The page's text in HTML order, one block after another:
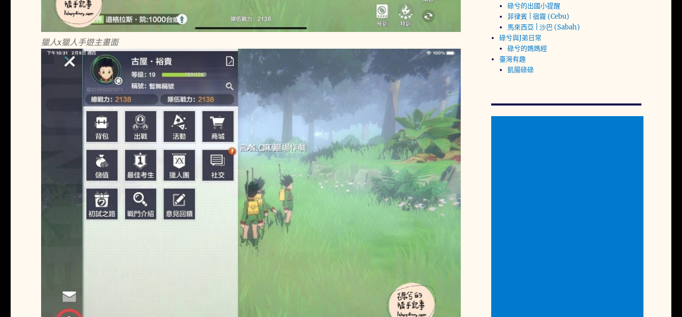
獵人x獵人手遊主畫面
碌兮的出國小提醒
菲律賓 | 宿霧 (Cebu)
馬來西亞 | 沙巴 (Sabah)
碌兮與J弟日常
碌兮的媽媽經
臺灣有趣
飢腸碌碌